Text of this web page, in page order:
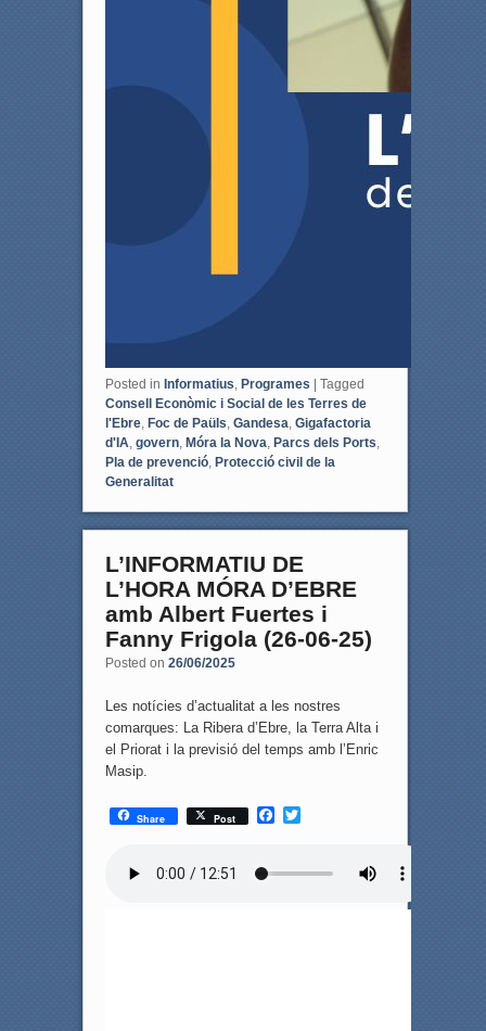
Posted in Informatius Programes | Tagged
Consell Econòmic i Social de les Terres de
l'Ebre, Foc de Paüls Gandesa Gigafactoria
d'IA govern, Móra la Nova Parcs dels Ports
Pla de prevenció, Protecció civil de la
Generalitat
L’INFORMATIU DE
L’HORA MÓRA D’EBRE
amb Albert Fuertes i
Fanny Frigola (26-06-25)
Posted on 26/06/2025
Les notícies d’actualitat a les nostres
comarques: La Ribera d’Ebre, la Terra Alta i
el Priorat i la previsió del temps amb l’Enric
Masip.
Share Post
F
T